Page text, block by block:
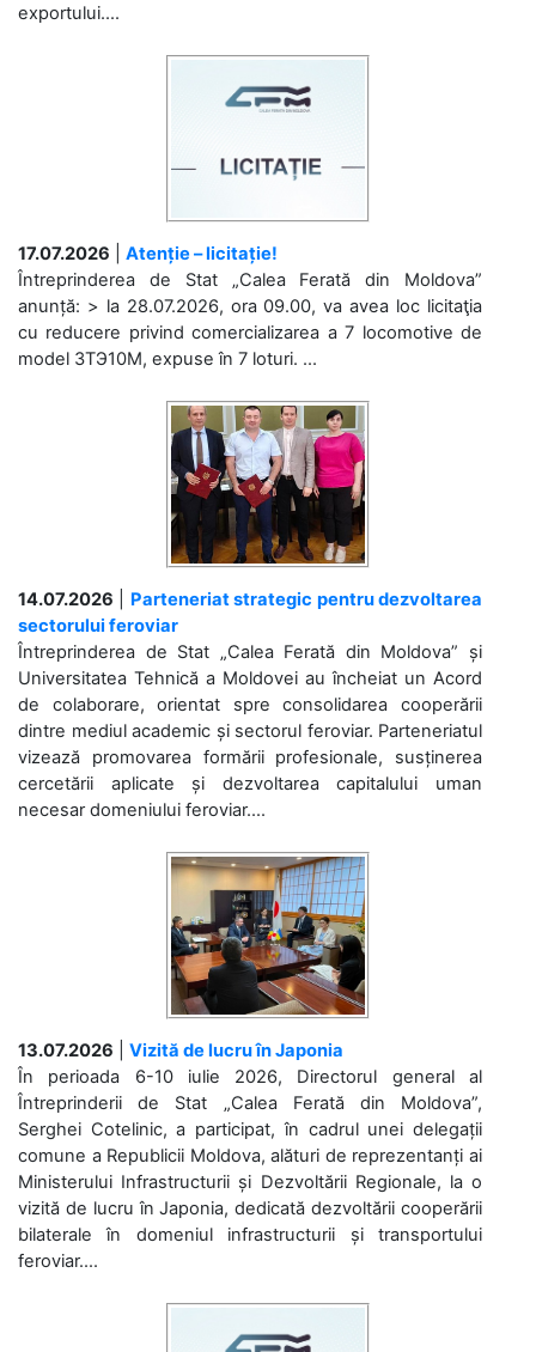
exportului....
17.07.2026
Atenție – licitație!
Întreprinderea de Stat „Calea Ferată din Moldova”
anunță: > la 28.07.2026, ora 09.00, va avea loc licitaţia
cu reducere privind comercializarea a 7 locomotive de
model 3ТЭ10М, expuse în 7 loturi. ...
14.07.2026
Parteneriat strategic pentru dezvoltarea
sectorului feroviar
Întreprinderea de Stat „Calea Ferată din Moldova” și
Universitatea Tehnică a Moldovei au încheiat un Acord
de colaborare, orientat spre consolidarea cooperării
dintre mediul academic și sectorul feroviar. Parteneriatul
vizează promovarea formării profesionale, susținerea
cercetării aplicate și dezvoltarea capitalului uman
necesar domeniului feroviar....
13.07.2026
Vizită de lucru în Japonia
În perioada 6-10 iulie 2026, Directorul general al
Întreprinderii de Stat „Calea Ferată din Moldova”,
Serghei Cotelinic, a participat, în cadrul unei delegații
comune a Republicii Moldova, alături de reprezentanți ai
Ministerului Infrastructurii și Dezvoltării Regionale, la o
vizită de lucru în Japonia, dedicată dezvoltării cooperării
bilaterale în domeniul infrastructurii și transportului
feroviar....